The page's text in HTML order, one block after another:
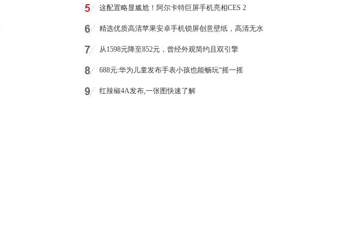
这配置略显尴尬！阿尔卡特巨屏手机亮相CES 2
精选优质高清苹果安卓手机锁屏创意壁纸，高清无水
从1598元降至852元，曾经外观简约且双引擎
688元:华为儿童发布手表小孩也能畅玩“摇一摇
红辣椒4A发布,一张图快速了解